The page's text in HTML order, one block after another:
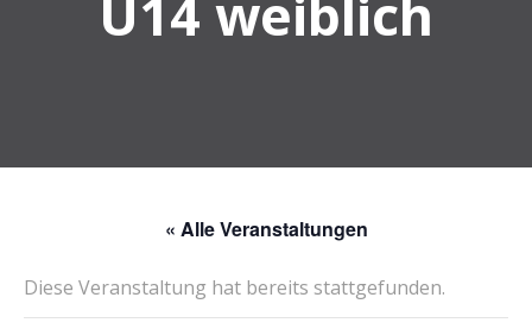
U14 weiblich
« Alle Veranstaltungen
Diese Veranstaltung hat bereits stattgefunden.